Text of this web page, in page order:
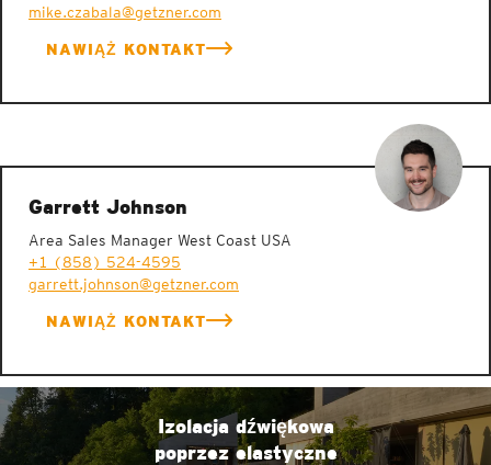
mike.czabala@getzner.com
NAWIĄŻ KONTAKT
Garrett Johnson
Area Sales Manager West Coast USA
+1 (858) 524-4595
garrett.johnson@getzner.com
NAWIĄŻ KONTAKT
Izolacja dźwiękowa
poprzez elastyczne